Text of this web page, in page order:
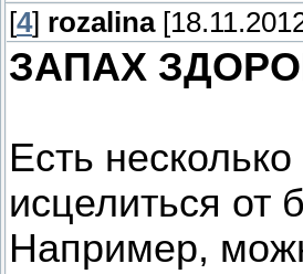
[4] rozalina
ЗАПАХ
Есть
исцелиться от
Например,